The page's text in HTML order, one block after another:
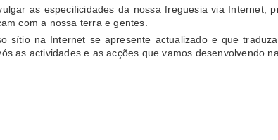
as especificidades da nossa freguesia via Internet,
com a nossa terra e gentes.
sítio na Internet se apresente actualizado e que
as actividades e as acções que vamos desenvolvendo